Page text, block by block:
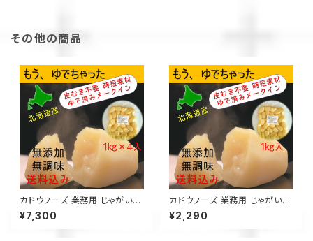
その他の商品
カドウフーズ 業務用 じゃがい
も もうゆでちゃった 1㎏×4パ
ック / 北海道 無添加 非常食 時
¥7,300
カドウフーズ 業務用 じゃがい
も もうゆでちゃった 1㎏×1パッ
ク / 北海道 無添加 非常食 時
¥2,290